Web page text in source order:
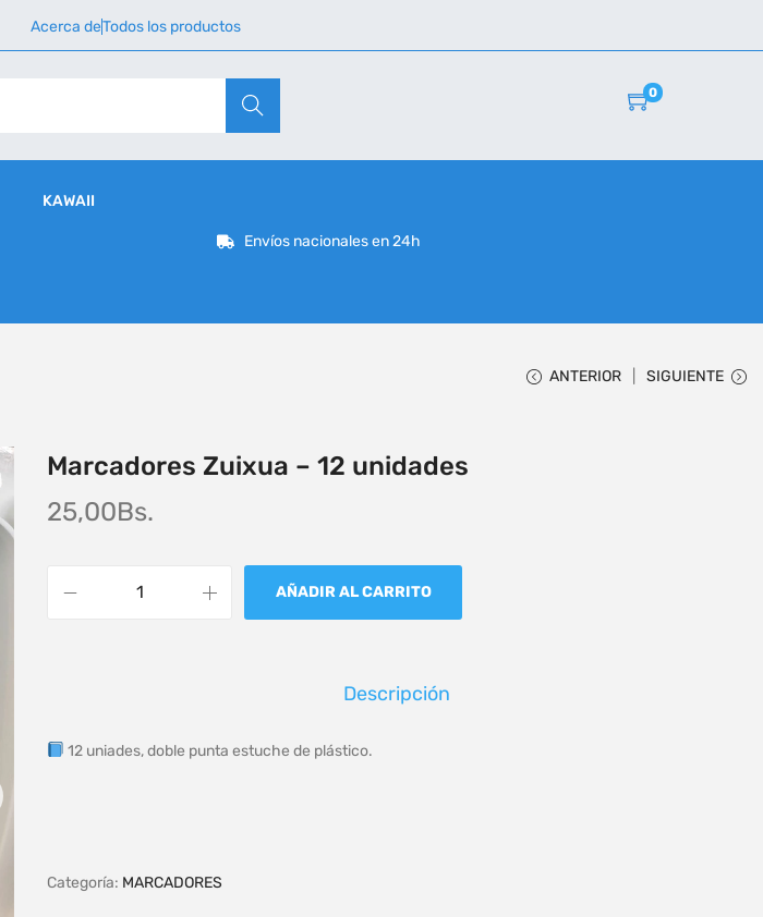
Acerca deTodos los productos
Buscar
0
KAWAII
Envíos nacionales en 24h
ANTERIOR SIGUIENTE
Marcadores Zuixua – 12 unidades
25,00Bs.
AÑADIR AL CARRITO
Descripción
12 uniades, doble punta estuche de plástico.
Categoría: MARCADORES